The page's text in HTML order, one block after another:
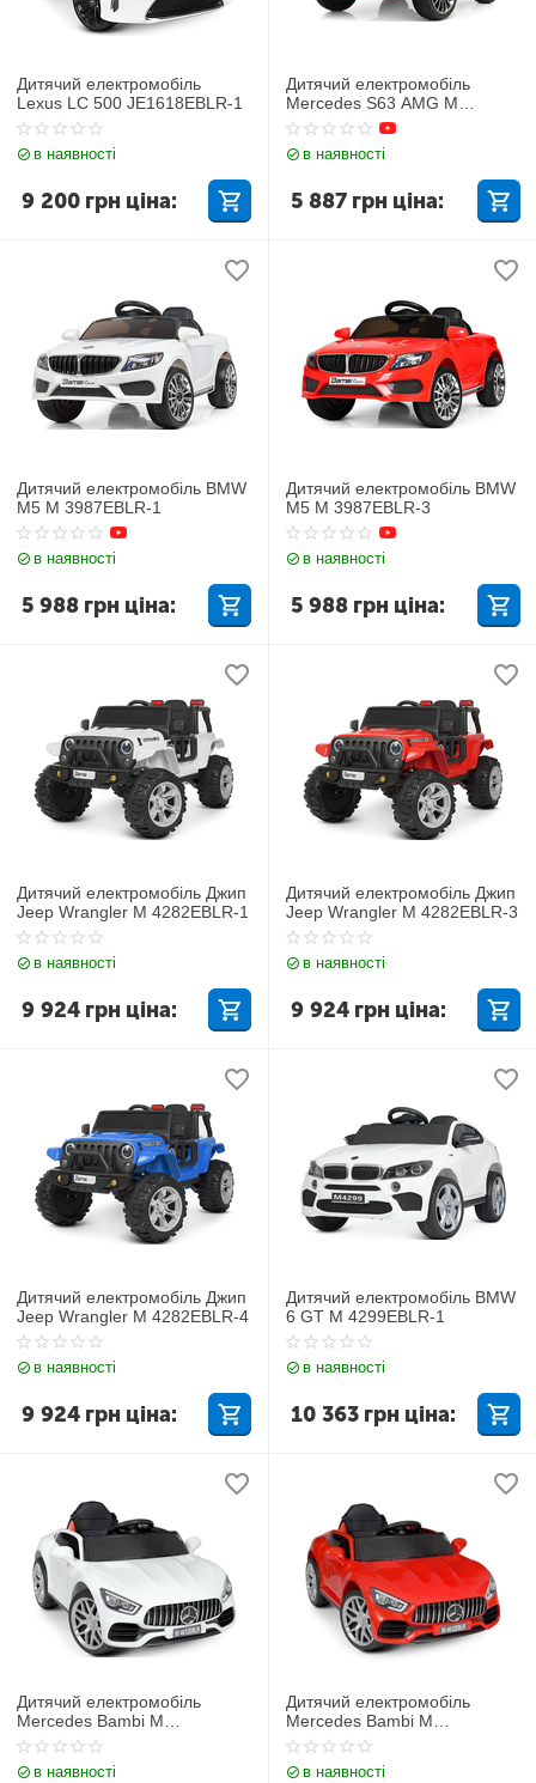
Дитячий електромобіль
Lexus LC 500 JE1618EBLR-1
в наявності
9 200 грн ціна:
Дитячий електромобіль
Mercedes S63 AMG M
3981EBLR-3
в наявності
5 887 грн ціна:
Дитячий електромобіль BMW
M5 M 3987EBLR-1
в наявності
5 988 грн ціна:
Дитячий електромобіль BMW
M5 M 3987EBLR-3
в наявності
5 988 грн ціна:
Дитячий електромобіль Джип
Jeep Wrangler M 4282EBLR-1
в наявності
9 924 грн ціна:
Дитячий електромобіль Джип
Jeep Wrangler M 4282EBLR-3
в наявності
9 924 грн ціна:
Дитячий електромобіль Джип
Jeep Wrangler M 4282EBLR-4
в наявності
9 924 грн ціна:
Дитячий електромобіль BMW
6 GT M 4299EBLR-1
в наявності
10 363 грн ціна:
Дитячий електромобіль
Mercedes Bambi M
4612EBLR-1
в наявності
Дитячий електромобіль
Mercedes Bambi M
4612EBLR-3
в наявності